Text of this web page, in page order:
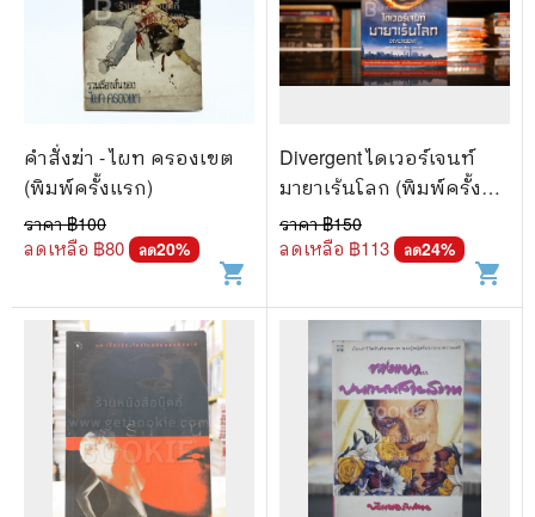
คำสั่งฆ่า - ไผท ครองเขต
(พิมพ์ครั้งแรก)
ราคา ฿100
ลดเหลือ ฿80 ลด20%
shopping_cart
Divergent ไดเวอร์เจนท์
มายาเร้นโลก (พิมพ์ครั้ง
แรก)
ราคา ฿150
ลดเหลือ ฿113 ลด24%
shopping_cart